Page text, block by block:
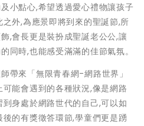
小點心,希望透過愛心禮物讓孩子
外,為應景即將到來的聖誕節,所
,會長更是裝扮成聖誕老公公,讓
同時,也能感受滿滿的佳節氣氛。
帶來「無限青春網-網路世界」
能會遇到的各種狀況,像是網路
身處於網路世代的自己,可以如
的有獎徵答環節,學童們更是踴